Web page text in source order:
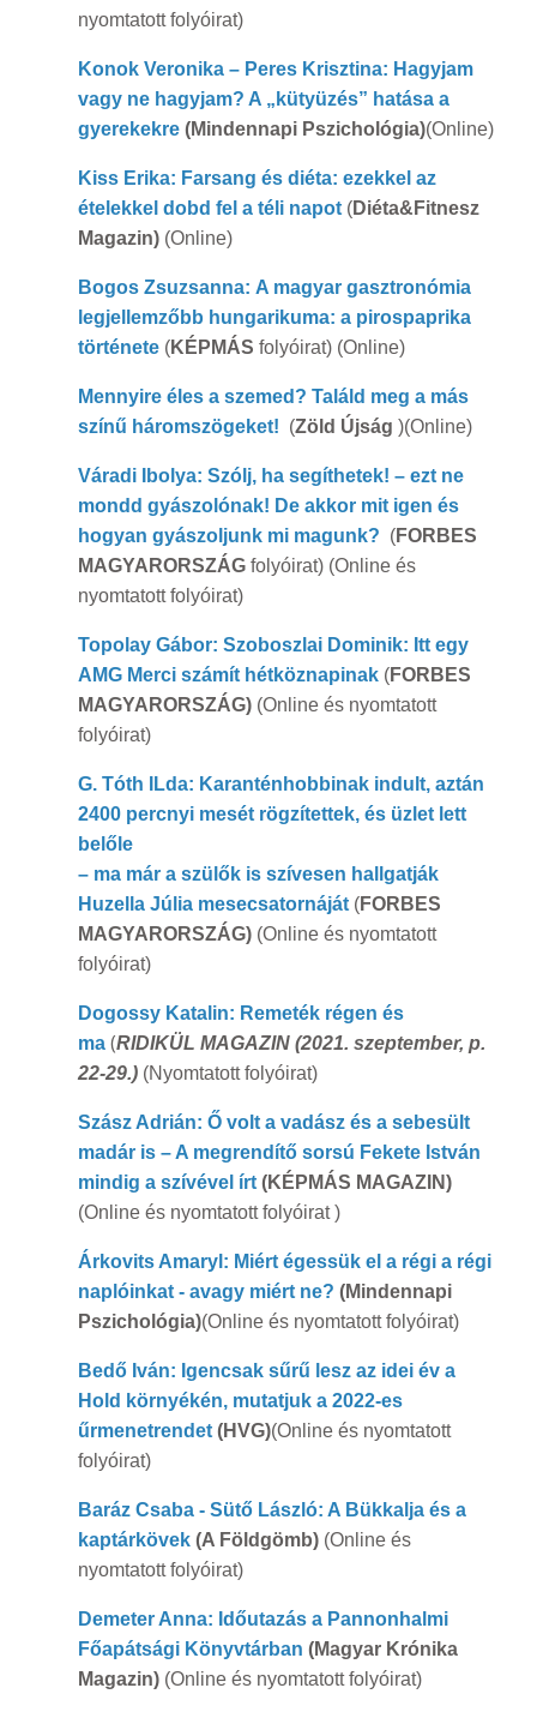
nyomtatott folyóirat)
Konok Veronika – Peres Krisztina: Hagyjam
vagy ne hagyjam? A „kütyüzés” hatása a
gyerekekre (Mindennapi Pszichológia)(Online)
Kiss Erika: Farsang és diéta: ezekkel az
ételekkel dobd fel a téli napot (Diéta&Fitnesz
Magazin) (Online)
Bogos Zsuzsanna: A magyar gasztronómia
legjellemzőbb hungarikuma: a pirospaprika
története (KÉPMÁS folyóirat) (Online)
Mennyire éles a szemed? Találd meg a más
színű háromszögeket! (Zöld Újság )(Online)
Váradi Ibolya: Szólj, ha segíthetek! – ezt ne
mondd gyászolónak! De akkor mit igen és
hogyan gyászoljunk mi magunk? (FORBES
MAGYARORSZÁGfolyóirat) (Online és
nyomtatott folyóirat)
Topolay Gábor: Szoboszlai Dominik: Itt egy
AMG Merci számít hétköznapinak(FORBES
MAGYARORSZÁG) (Online és nyomtatott
folyóirat)
G. Tóth ILda: Karanténhobbinak indult, aztán
2400 percnyi mesét rögzítettek, és üzlet lett
belőle
– ma már a szülők is szívesen hallgatják
Huzella Júlia mesecsatornáját (FORBES
MAGYARORSZÁG) (Online és nyomtatott
folyóirat)
Dogossy Katalin: Remeték régen és
ma (RIDIKÜL MAGAZIN (2021. szeptember, p.
22-29.) (Nyomtatott folyóirat)
Szász Adrián: Ő volt a vadász és a sebesült
madár is – A megrendítő sorsú Fekete István
mindig a szívével írt (KÉPMÁS MAGAZIN)
(Online és nyomtatott folyóirat )
Árkovits Amaryl: Miért égessük el a régi a régi
naplóinkat - avagy miért ne? (Mindennapi
Pszichológia)(Online és nyomtatott folyóirat)
Bedő Iván: Igencsak sűrű lesz az idei év a
Hold környékén, mutatjuk a 2022-es
űrmenetrendet(HVG)(Online és nyomtatott
folyóirat)
Baráz Csaba - Sütő László: A Bükkalja és a
kaptárkövek (A Földgömb) (Online és
nyomtatott folyóirat)
Demeter Anna: Időutazás a Pannonhalmi
Főapátsági Könyvtárban (Magyar Krónika
Magazin) (Online és nyomtatott folyóirat)